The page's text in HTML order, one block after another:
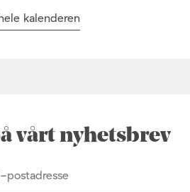
kalenderen
vårt nyhetsbrev